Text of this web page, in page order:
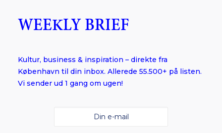
WEEKLY BRIEF
Kultur, business & inspiration – direkte fra
København til din inbox. Allerede 55.500+ på listen.
Vi sender ud 1 gang om ugen!